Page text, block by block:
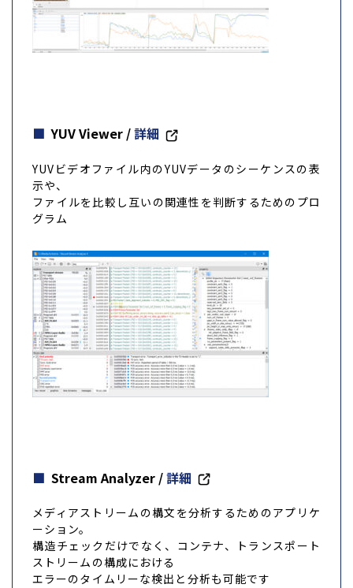
YUV Viewer /詳細
YUVビデオファイル内のYUVデータのシーケンスの表
示や、
ファイルを比較し互いの関連性を判断するためのプロ
グラム
Stream Analyzer /詳細
メディアストリームの構文を分析するためのアプリケ
ーション。
構造チェックだけでなく、コンテナ、トランスポート
ストリームの構成における
エラーのタイムリーな検出と分析も可能です